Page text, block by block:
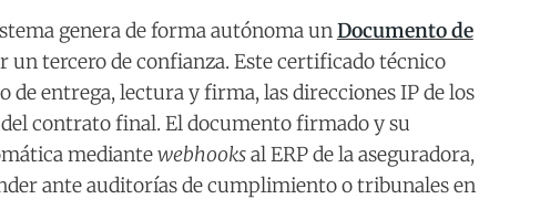
genera de forma autónoma unDocumento de
un tercero de confianza. Este certificado técnico
de entrega, lectura y firma, las direcciones IP de los
contrato final. El documento firmado y su
mediantewebhooksal ERP de la aseguradora,
ante auditorías de cumplimiento o tribunales en